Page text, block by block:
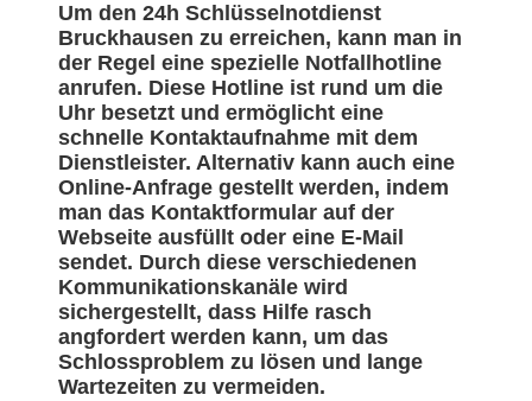
Um den 24h Schlüsselnotdienst
Bruckhausen zu erreichen, kann man in
der Regel eine spezielle Notfallhotline
anrufen. Diese Hotline ist rund um die
Uhr besetzt und ermöglicht eine
schnelle Kontaktaufnahme mit dem
Dienstleister. Alternativ kann auch eine
Online-Anfrage gestellt werden, indem
man das Kontaktformular auf der
Webseite ausfüllt oder eine E-Mail
sendet. Durch diese verschiedenen
Kommunikationskanäle wird
sichergestellt, dass Hilfe rasch
angfordert werden kann, um das
Schlossproblem zu lösen und lange
Wartezeiten zu vermeiden.